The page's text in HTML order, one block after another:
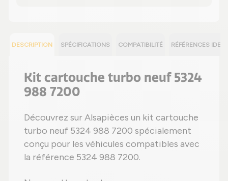
DESCRIPTION SPÉCIFICATIONS COMPATIBILITÉ RÉFÉRENCES
Kit cartouche turbo neuf 5324
988 7200
Découvrez sur Alsapièces un kit cartouche
turbo neuf 5324 988 7200 spécialement
conçu pour les véhicules compatibles avec
la référence 5324 988 7200.